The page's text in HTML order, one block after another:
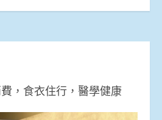
，食衣住行，醫學健康